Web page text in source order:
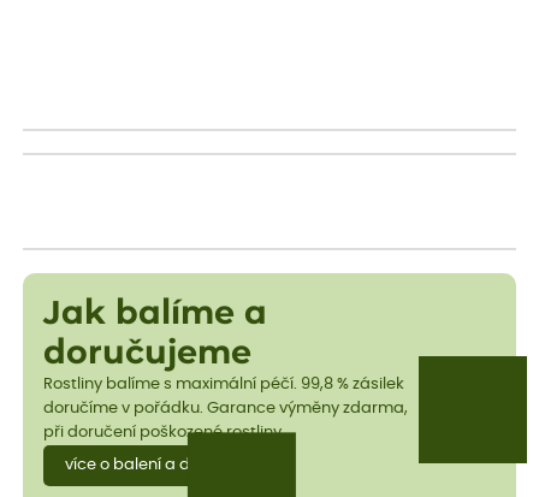
Jak balíme a
doručujeme
Rostliny balíme s maximální péčí. 99,8 % zásilek
doručíme v pořádku. Garance výměny zdarma,
při doručení poškozené rostliny.
více o balení a dopravě